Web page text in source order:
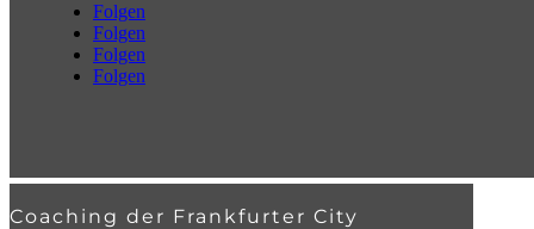
Folgen
Folgen
Folgen
Folgen
Coaching der Frankfurter City